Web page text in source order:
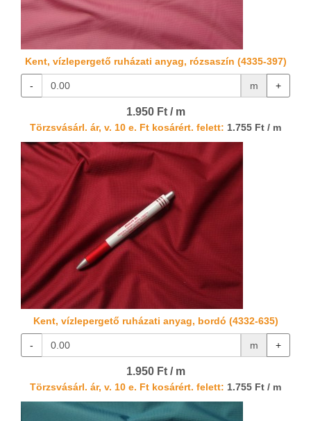
Kent, vízlepergető ruházati anyag, rózsaszín (4335-397)
- m +
1.950 Ft / m
Törzsvásárl. ár, v. 10 e. Ft kosárért. felett: 1.755 Ft / m
Kent, vízlepergető ruházati anyag, bordó (4332-635)
- m +
1.950 Ft / m
Törzsvásárl. ár, v. 10 e. Ft kosárért. felett: 1.755 Ft / m